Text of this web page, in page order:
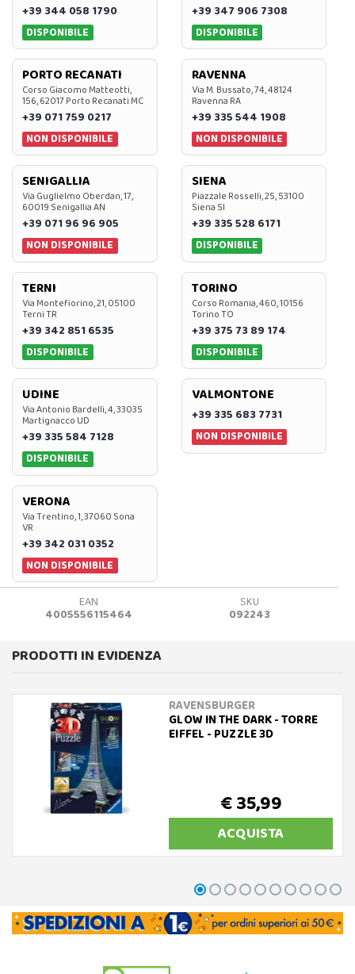
+39 344 058 1790
DISPONIBILE
+39 347 906 7308
DISPONIBILE
PORTO RECANATI
Corso Giacomo Matteotti,
156, 62017 Porto Recanati MC
+39 071 759 0217
NON DISPONIBILE
RAVENNA
Via M. Bussato, 74, 48124
Ravenna RA
+39 335 544 1908
NON DISPONIBILE
SENIGALLIA
Via Guglielmo Oberdan, 17,
60019 Senigallia AN
+39 071 96 96 905
NON DISPONIBILE
SIENA
Piazzale Rosselli, 25, 53100
Siena SI
+39 335 528 6171
DISPONIBILE
TERNI
Via Montefiorino, 21, 05100
Terni TR
+39 342 851 6535
DISPONIBILE
TORINO
Corso Romania, 460, 10156
Torino TO
+39 375 73 89 174
DISPONIBILE
UDINE
Via Antonio Bardelli, 4, 33035
Martignacco UD
+39 335 584 7128
DISPONIBILE
VALMONTONE
+39 335 683 7731
NON DISPONIBILE
VERONA
Via Trentino, 1, 37060 Sona
VR
+39 342 031 0352
NON DISPONIBILE
EAN
4005556115464
SKU
092243
PRODOTTI IN EVIDENZA
RAVENSBURGER
GLOW IN THE DARK - TORRE
EIFFEL - PUZZLE 3D
€ 35,99
ACQUISTA